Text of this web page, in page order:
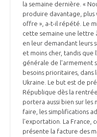
la semaine dernière. «
produire davantage,
offre », a-t-il répété. Le
cette semaine une lettre
en leur demandant leurs
et moins cher, tandis
générale de l'armement
besoins prioritaires,
Ukraine. Le but est de
République dès la
portera aussi bien sur les
faire, les simplifications
l'exportation. La France,
présente la facture des